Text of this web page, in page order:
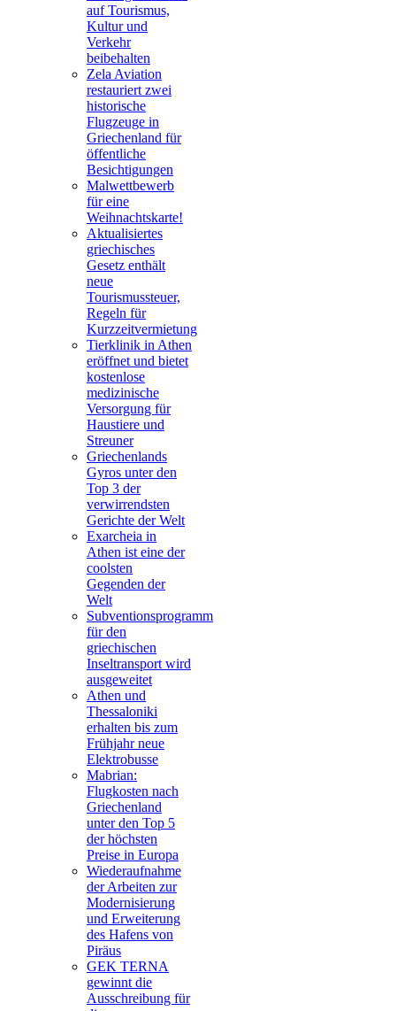
auf Tourismus,
Kultur und
Verkehr
beibehalten
Zela Aviation
restauriert zwei
historische
Flugzeuge in
Griechenland für
öffentliche
Besichtigungen
Malwettbewerb
für eine
Weihnachtskarte!
Aktualisiertes
griechisches
Gesetz enthält
neue
Tourismussteuer,
Regeln für
Kurzzeitvermietung
Tierklinik in Athen
eröffnet und bietet
kostenlose
medizinische
Versorgung für
Haustiere und
Streuner
Griechenlands
Gyros unter den
Top 3 der
verwirrendsten
Gerichte der Welt
Exarcheia in
Athen ist eine der
coolsten
Gegenden der
Welt
Subventionsprogramm
für den
griechischen
Inseltransport wird
ausgeweitet
Athen und
Thessaloniki
erhalten bis zum
Frühjahr neue
Elektrobusse
Mabrian:
Flugkosten nach
Griechenland
unter den Top 5
der höchsten
Preise in Europa
Wiederaufnahme
der Arbeiten zur
Modernisierung
und Erweiterung
des Hafens von
Piräus
GEK TERNA
gewinnt die
Ausschreibung für